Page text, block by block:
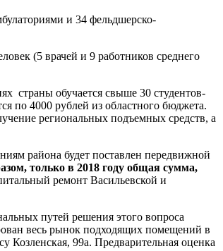
и 34 фельдшерско-
(5 врачей и 9 работников среднего
страны обучается свыше 30 студентов-
по 4000 рублей из областного бюджета.
региональных подъемных средств, а
района будет поставлен передвижной
только в 2018 году общая сумма,
ремонт Васильевской и
путей решения этого вопроса
весь рынок подходящих помещений в
99а. Предварительная оценка